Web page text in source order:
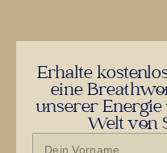
Erhalte
eine
unserer Energie
Welt von